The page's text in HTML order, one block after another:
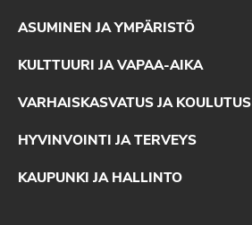
ASUMINEN JA YMPÄRISTÖ
KULTTUURI JA VAPAA-AIKA
VARHAISKASVATUS JA KOULUTUS
HYVINVOINTI JA TERVEYS
KAUPUNKI JA HALLINTO